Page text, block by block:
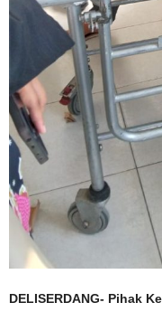
DELISERDANG- Pihak